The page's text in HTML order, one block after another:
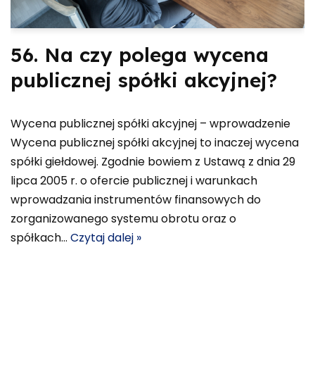
56. Na czy polega wycena
publicznej spółki akcyjnej?
Wycena publicznej spółki akcyjnej – wprowadzenie
Wycena publicznej spółki akcyjnej to inaczej wycena
spółki giełdowej. Zgodnie bowiem z Ustawą z dnia 29
lipca 2005 r. o ofercie publicznej i warunkach
wprowadzania instrumentów finansowych do
zorganizowanego systemu obrotu oraz o
spółkach… Czytaj dalej »